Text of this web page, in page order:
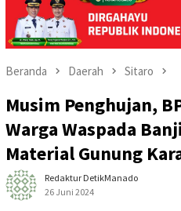
Beranda Daerah Sitaro
Musim Penghujan,
Warga Waspada
Material Gunung
Redaktur DetikManado
26 Juni 2024